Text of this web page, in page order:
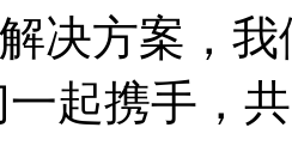
决方案，
起携手，